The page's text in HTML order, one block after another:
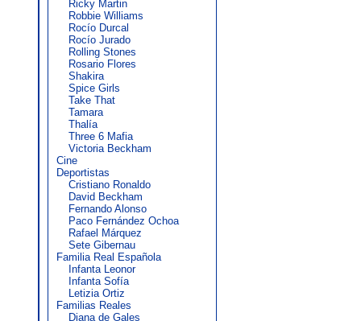
Ricky Martin
Robbie Williams
Rocío Durcal
Rocío Jurado
Rolling Stones
Rosario Flores
Shakira
Spice Girls
Take That
Tamara
Thalía
Three 6 Mafia
Victoria Beckham
Cine
Deportistas
Cristiano Ronaldo
David Beckham
Fernando Alonso
Paco Fernández Ochoa
Rafael Márquez
Sete Gibernau
Familia Real Española
Infanta Leonor
Infanta Sofía
Letizia Ortiz
Familias Reales
Diana de Gales